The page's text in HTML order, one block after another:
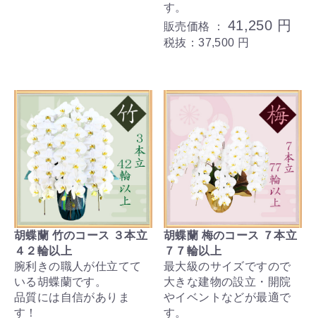
す。
販売価格 ： 41,250 円
税抜：37,500 円
胡蝶蘭 竹のコース ３本立
４２輪以上
腕利きの職人が仕立てて
いる胡蝶蘭です。
品質には自信がありま
す！
胡蝶蘭 梅のコース ７本立
７７輪以上
最大級のサイズですので
大きな建物の設立・開院
やイベントなどが最適で
す。